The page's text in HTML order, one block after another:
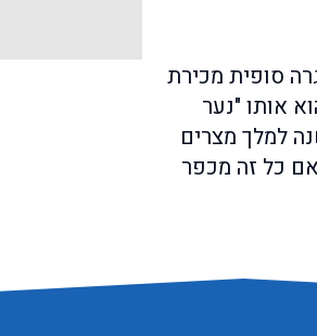
סופית מכירת
אותו "נער
למלך מצרים
כל זה מכפר
(מדרש תהלים
מראש. כל זה
דבריו של